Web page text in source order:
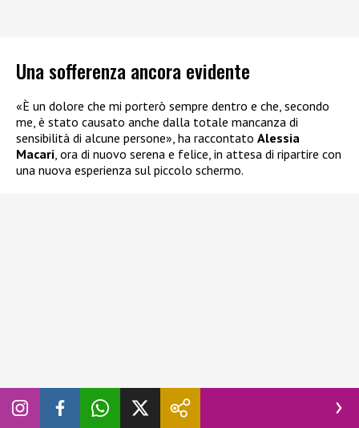
Una sofferenza ancora evidente
«È un dolore che mi porterò sempre dentro e che, secondo
me, è stato causato anche dalla totale mancanza di
sensibilità di alcune persone», ha raccontato Alessia
Macari , ora di nuovo serena e felice, in attesa di ripartire con
una nuova esperienza sul piccolo schermo.